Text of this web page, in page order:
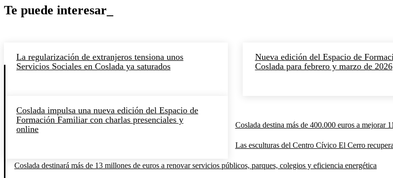
Te puede interesar_
La regularización de extranjeros tensiona unos
Servicios Sociales en Coslada ya saturados
Nueva edición del Espacio de
Coslada para febrero y marzo de 2026
Coslada impulsa una nueva edición del Espacio de
Formación Familiar con charlas presenciales y
online
Coslada destina más de 400.000 euros a mejorar
Las esculturas del Centro Cívico El Cerro
Coslada destinará más de 13 millones de euros a renovar servicios públicos, parques, colegios y eficiencia energética